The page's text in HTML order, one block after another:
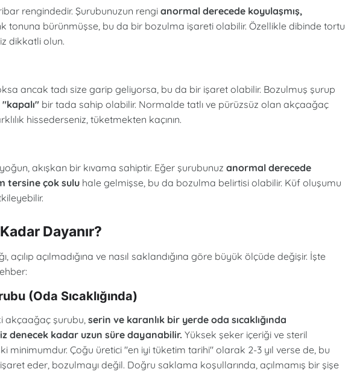
rengindedir. Şurubunuzun rengi anormal derecede koyulaşmış,
tonuna bürünmüşse, bu da bir bozulma işareti olabilir. Özellikle dibinde tortu
dikkatli olun.
ancak tadı size garip geliyorsa, bu da bir işaret olabilir. Bozulmuş şurup
bir tada sahip olabilir. Normalde tatlı ve pürüzsüz olan akçaağaç
hissederseniz, tüketmekten kaçının.
akışkan bir kıvama sahiptir. Eğer şurubunuz anormal derecede
tersine çok suluhale gelmişse, bu da bozulma belirtisi olabilir. Küf oluşumu
Dayanır?
açılıp açılmadığına ve nasıl saklandığına göre büyük ölçüde değişir. İşte
(Oda Sıcaklığında)
akçaağaç şurubu, serin ve karanlık bir yerde oda sıcaklığında
denecek kadar uzun süre dayanabilir. Yüksek şeker içeriği ve steril
minimumdur. Çoğu üretici "en iyi tüketim tarihi" olarak 2-3 yıl verse de, bu
eder, bozulmayı değil. Doğru saklama koşullarında, açılmamış bir şişe